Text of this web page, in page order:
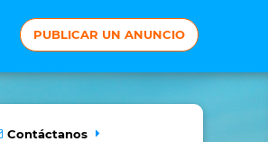
PUBLICAR UN ANUNCIO
Contáctanos